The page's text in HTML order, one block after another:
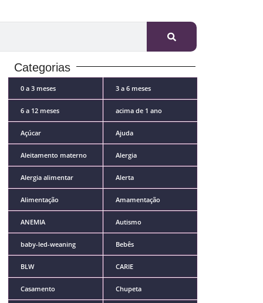
Categorias
0 a 3 meses 3 a 6 meses
6 a 12 meses acima de 1 ano
Açúcar Ajuda
Aleitamento materno Alergia
Alergia alimentar Alerta
Alimentação Amamentação
ANEMIA Autismo
baby-led-weaning Bebês
BLW CARIE
Casamento Chupeta